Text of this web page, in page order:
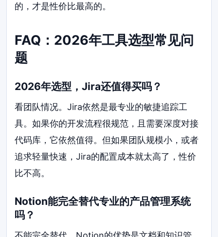
的，才是性价比最高的。
FAQ：2026年工具选型常见问
题
2026年选型，Jira还值得买吗？
看团队情况。Jira依然是最专业的敏捷追踪工
具。如果你的开发流程很规范，且需要深度对接
代码库，它依然值得。但如果团队规模小，或者
追求轻量快速，Jira的配置成本就太高了，性价
比不高。
Notion能完全替代专业的产品管理系统
吗？